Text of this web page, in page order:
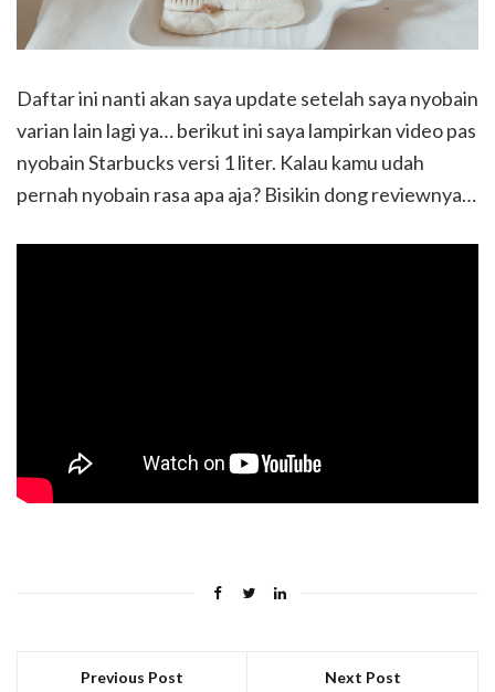
Daftar ini nanti akan saya update setelah saya nyobain
varian lain lagi ya… berikut ini saya lampirkan video pas
nyobain Starbucks versi 1 liter. Kalau kamu udah
pernah nyobain rasa apa aja? Bisikin dong reviewnya…
Previous Post Next Post